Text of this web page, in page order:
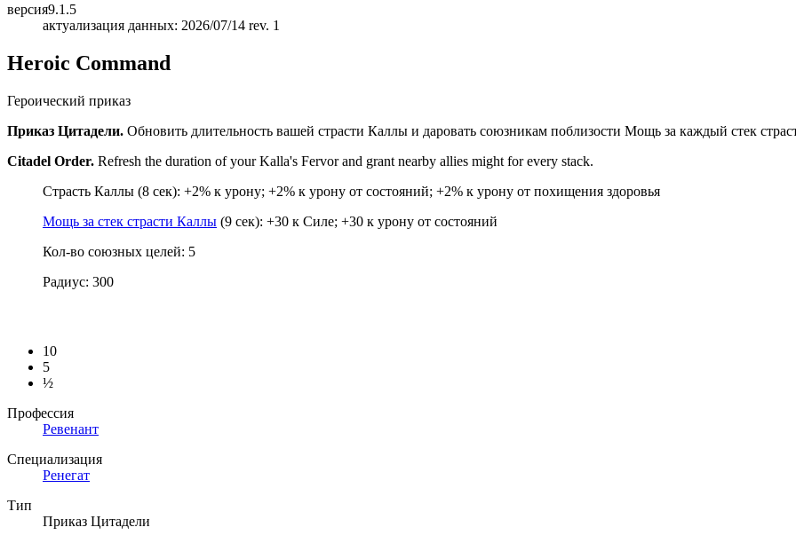
версия9.1.5
актуализация данных: 2026/07/14 rev. 1
Heroic Command
Героический приказ
Приказ Цитадели. Обновить длительность вашей страсти Каллы и даровать союзникам поблизости Мощь за каждый стек
Citadel Order. Refresh the duration of your Kalla's Fervor and grant nearby allies might for every stack.
Страсть Каллы (8 сек): +2% к урону; +2% к урону от состояний; +2% к урону от похищения здоровья
Мощь за стек страсти Каллы (9 сек): +30 к Силе; +30 к урону от состояний
Кол-во союзных целей: 5
Радиус: 300
10
5
½
Профессия
Ревенант
Специализация
Ренегат
Тип
Приказ Цитадели